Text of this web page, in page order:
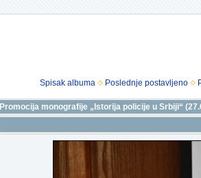
Spisak albuma Poslednje postavljeno
Promocija monografije „Istorija policije u Srbiji“